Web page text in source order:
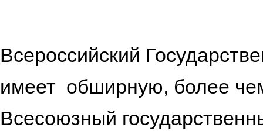
Всероссийский
имеет обширную, более
Всесоюзный